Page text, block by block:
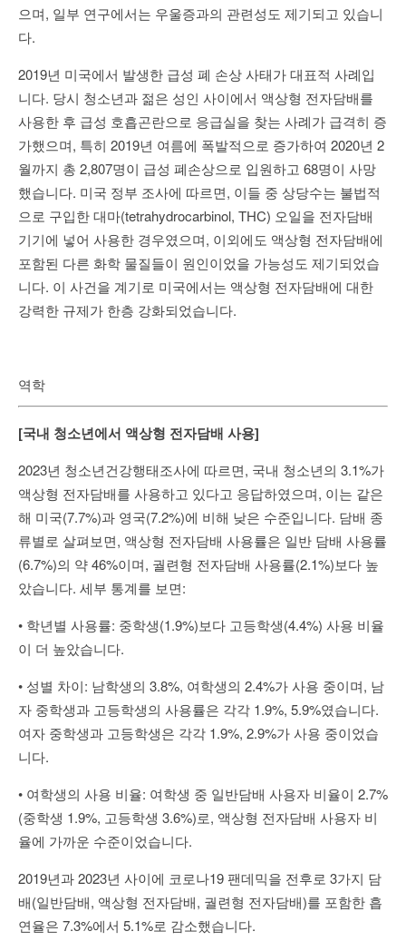
으며, 일부 연구에서는 우울증과의 관련성도 제기되고 있습니
다.
2019년 미국에서 발생한 급성 폐 손상 사태가 대표적 사례입
니다. 당시 청소년과 젊은 성인 사이에서 액상형 전자담배를
사용한 후 급성 호흡곤란으로 응급실을 찾는 사례가 급격히 증
가했으며, 특히 2019년 여름에 폭발적으로 증가하여 2020년 2
월까지 총 2,807명이 급성 폐손상으로 입원하고 68명이 사망
했습니다. 미국 정부 조사에 따르면, 이들 중 상당수는 불법적
으로 구입한 대마(tetrahydrocarbinol, THC) 오일을 전자담배
기기에 넣어 사용한 경우였으며, 이외에도 액상형 전자담배에
포함된 다른 화학 물질들이 원인이었을 가능성도 제기되었습
니다. 이 사건을 계기로 미국에서는 액상형 전자담배에 대한
강력한 규제가 한층 강화되었습니다.
역학
[국내 청소년에서 액상형 전자담배 사용]
2023년 청소년건강행태조사에 따르면, 국내 청소년의 3.1%가
액상형 전자담배를 사용하고 있다고 응답하였으며, 이는 같은
해 미국(7.7%)과 영국(7.2%)에 비해 낮은 수준입니다. 담배 종
류별로 살펴보면, 액상형 전자담배 사용률은 일반 담배 사용률
(6.7%)의 약 46%이며, 궐련형 전자담배 사용률(2.1%)보다 높
았습니다. 세부 통계를 보면:
• 학년별 사용률: 중학생(1.9%)보다 고등학생(4.4%) 사용 비율
이 더 높았습니다.
• 성별 차이: 남학생의 3.8%, 여학생의 2.4%가 사용 중이며, 남
자 중학생과 고등학생의 사용률은 각각 1.9%, 5.9%였습니다.
여자 중학생과 고등학생은 각각 1.9%, 2.9%가 사용 중이었습
니다.
• 여학생의 사용 비율: 여학생 중 일반담배 사용자 비율이 2.7%
(중학생 1.9%, 고등학생 3.6%)로, 액상형 전자담배 사용자 비
율에 가까운 수준이었습니다.
2019년과 2023년 사이에 코로나19 팬데믹을 전후로 3가지 담
배(일반담배, 액상형 전자담배, 궐련형 전자담배)를 포함한 흡
연율은 7.3%에서 5.1%로 감소했습니다.